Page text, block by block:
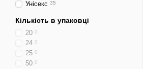
Унісекс 35
Кількість в упаковці
20 0
24 0
25 0
50 0